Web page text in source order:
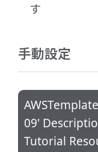
す
手動設定
09'
Tutorial